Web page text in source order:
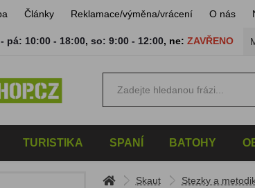
Články Reklamace/výměna/vrácení O nás
pá: 10:00 - 18:00,so: 9:00 - 12:00, ne: ZAVŘENO
TURISTIKA SPANÍ BATOHY
Skaut Stezky a